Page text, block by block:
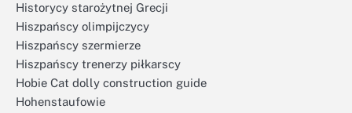
Historycy starożytnej Grecji
Hiszpańscy olimpijczycy
Hiszpańscy szermierze
Hiszpańscy trenerzy piłkarscy
Hobie Cat dolly construction guide
Hohenstaufowie